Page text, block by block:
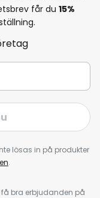
får du 15%
lösas in på produkter
.
få bra erbjudanden på